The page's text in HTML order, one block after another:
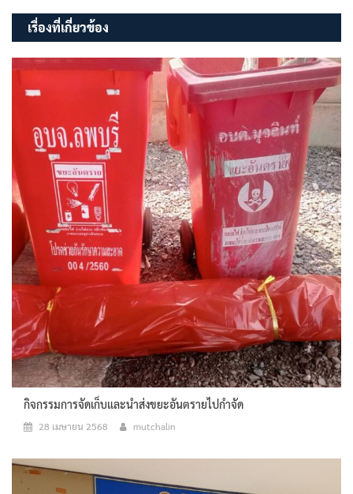
เรื่อง
เรื่องที่เกี่ยวข้อง
กิจกรรมการจัดเก็บและนำส่งขยะอันตรายไปกำจัด
28 เมษายน 2568 mutchalin